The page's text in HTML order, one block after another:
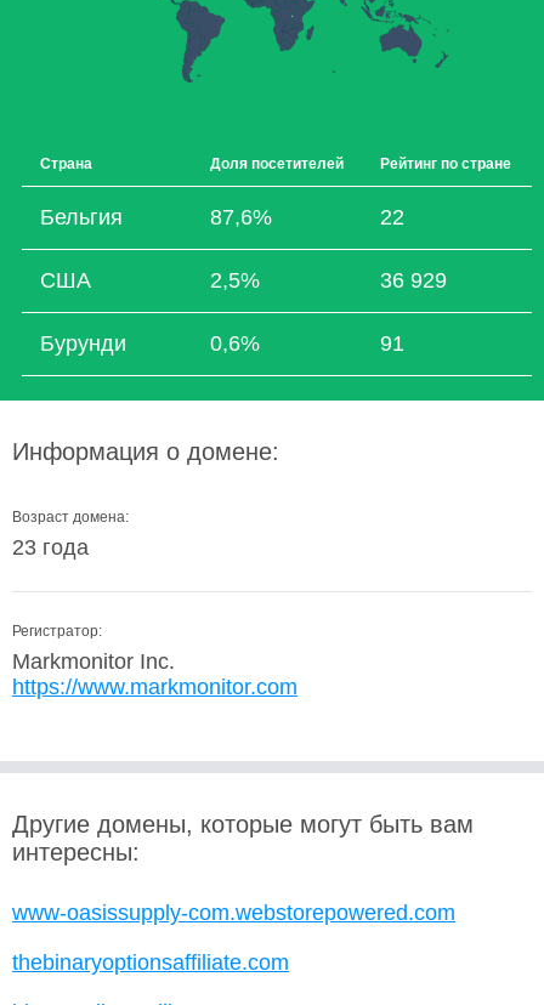
Страна Доля посетителей Рейтинг по стране
Бельгия 87,6% 22
США 2,5% 36 929
Бурунди 0,6% 91
Информация о домене:
Возраст домена:
23 года
Регистратор:
Markmonitor Inc.
https://www.markmonitor.com
Другие домены, которые могут быть вам
интересны:
www-oasissupply-com.webstorepowered.com
thebinaryoptionsaffiliate.com